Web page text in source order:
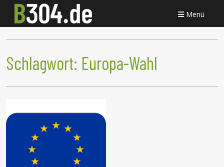
Menü
Schlagwort: Europa-Wahl